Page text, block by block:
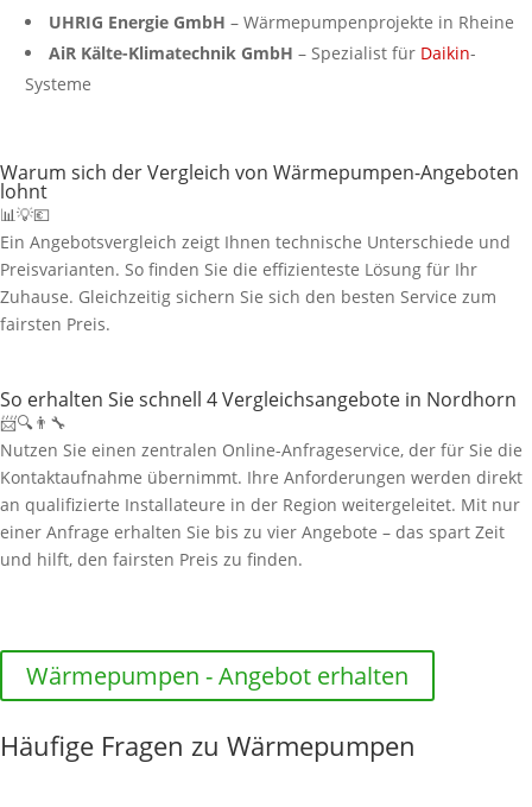
UHRIG Energie GmbH – Wärmepumpenprojekte in Rheine
AiR Kälte-Klimatechnik GmbH – Spezialist für Daikin-
Systeme
Warum sich der Vergleich von Wärmepumpen-Angeboten
lohnt
📊💡💶
Ein Angebotsvergleich zeigt Ihnen technische Unterschiede und
Preisvarianten. So finden Sie die effizienteste Lösung für Ihr
Zuhause. Gleichzeitig sichern Sie sich den besten Service zum
fairsten Preis.
So erhalten Sie schnell 4 Vergleichsangebote in Nordhorn
📨🔍👨‍🔧
Nutzen Sie einen zentralen Online-Anfrageservice, der für Sie die
Kontaktaufnahme übernimmt. Ihre Anforderungen werden direkt
an qualifizierte Installateure in der Region weitergeleitet. Mit nur
einer Anfrage erhalten Sie bis zu vier Angebote – das spart Zeit
und hilft, den fairsten Preis zu finden.
Wärmepumpen - Angebot erhalten
Häufige Fragen zu Wärmepumpen